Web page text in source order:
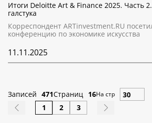
Итоги Deloitte Art & Finance 2025. Часть
галстука
Корреспондент ARTinvestment.RU
конференцию по экономике искусства
11.11.2025
Записей 471Страниц 16На стр
1 2 3